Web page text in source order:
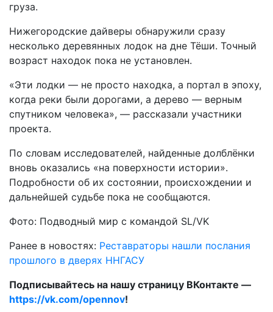
груза.
Нижегородские дайверы обнаружили сразу
несколько деревянных лодок на дне Тёши. Точный
возраст находок пока не установлен.
«Эти лодки — не просто находка, а портал в эпоху,
когда реки были дорогами, а дерево — верным
спутником человека», — рассказали участники
проекта.
По словам исследователей, найденные долблёнки
вновь оказались «на поверхности истории».
Подробности об их состоянии, происхождении и
дальнейшей судьбе пока не сообщаются.
Фото: Подводный мир с командой SL/VK
Ранее в новостях: Реставраторы нашли послания
прошлого в дверях ННГАСУ
Подписывайтесь на нашу страницу ВКонтакте —
https://vk.com/opennov!